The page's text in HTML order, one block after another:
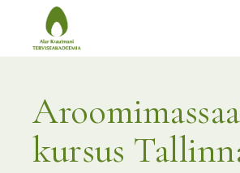
kursus